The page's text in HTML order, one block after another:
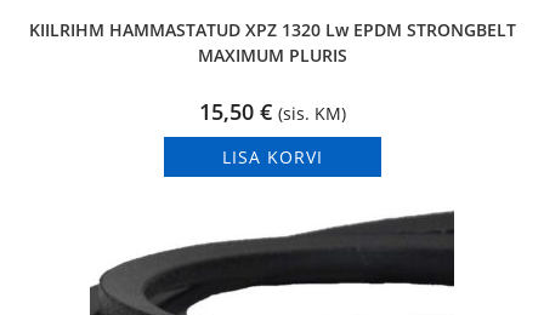
KIILRIHM HAMMASTATUD XPZ 1320 Lw EPDM STRONGBELT
MAXIMUM PLURIS
15,50 € (sis. KM)
LISA KORVI